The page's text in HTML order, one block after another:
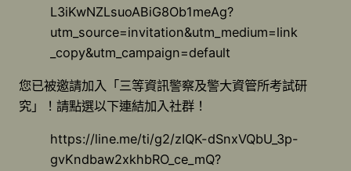
L3iKwNZLsuoABiG8Ob1meAg?
utm_source=invitation&utm_medium=link
_copy&utm_campaign=default
您已被邀請加入「三等資訊警察及警大資管所考試研
究」！請點選以下連結加入社群！
https://line.me/ti/g2/zIQK-dSnxVQbU_3p-
gvKndbaw2xkhbRO_ce_mQ?